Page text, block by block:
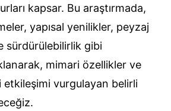
kapsar. Bu araştırmada,
yapısal yenilikler, peyzaj
sürdürülebilirlik gibi
mimari özellikler ve
etkileşimi vurgulayan belirli